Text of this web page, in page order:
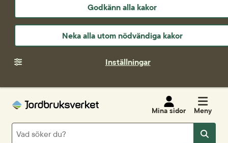
Godkänn alla kakor
Neka alla utom nödvändiga kakor
Inställningar
Mina sidor Meny
Sök
Sök